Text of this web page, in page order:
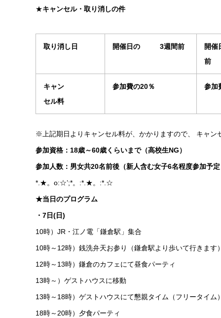
★キャンセル・取り消しの件
取り消し日 開催日の 3週間前
開
前
キャン
セル料
参加費の20％ 参加
※上記期日よりキャンセル料が、かかりますので、 キャン
参加資格：18歳～60歳くらいまで（高校生NG）
参加人数：男女共20名前後（新人含む女子6名程度参加予
*.★。o:☆’;*。:*.★。:*.☆
★当日のプログラム
・7日(日)
10時）JR・江ノ電「鎌倉駅」集合
10時～12時）銭洗弁天お参り（鎌倉駅より歩いて行きます
12時～13時）鎌倉のカフェにて昼食パーティ
13時～）ゲストハウスに移動
13時～18時）ゲストハウスにて懇親タイム（フリータイム
18時～20時）夕食パーティ